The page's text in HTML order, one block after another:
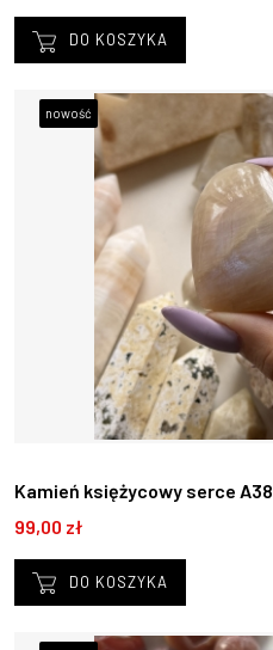
DO KOSZYKA
Kamień księżycowy serce A38
99,00 zł
DO KOSZYKA
nowość